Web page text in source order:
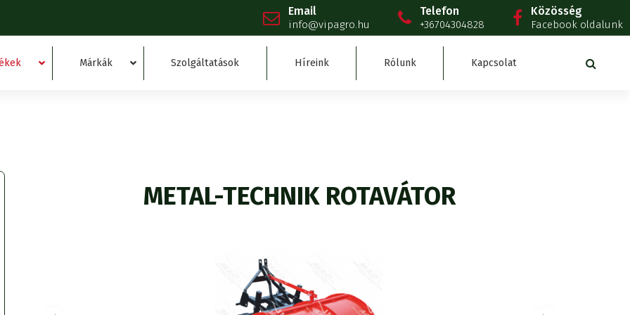
Email
info@vipagro.hu
Telefon
+36704304828
Közösség
Facebook oldalunk
Márkák Szolgáltatások Híreink Rólunk Kapcsolat
METAL-TECHNIK ROTAVÁTOR